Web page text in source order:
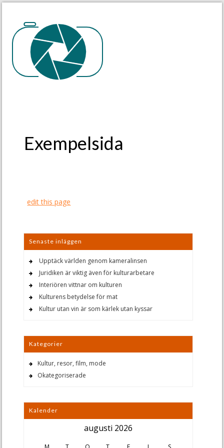
Exempelsida
edit this page
Senaste inläggen
Upptäck världen genom kameralinsen
Juridiken är viktig även för kulturarbetare
Interiören vittnar om kulturen
Kulturens betydelse för mat
Kultur utan vin är som kärlek utan kyssar
Kategorier
Kultur, resor, film, mode
Okategoriserade
Kalender
augusti 2026